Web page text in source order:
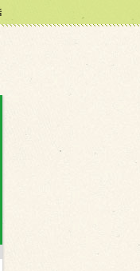
Gabaマンツーマン英会話